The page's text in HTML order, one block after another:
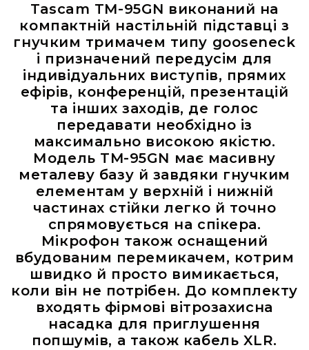
Аксесуари
та
комплектуючі
Мікрофони
Студійні
Вокальні
Інструментальні
USB-
мікрофони
Конференційні
Петличні
З
оголов'ям
Накамерні
Для
мобільних
пристроїв
Всі
мікрофони
Tascam TM-95GN виконаний на
компактній настільній підставці з
гнучким тримачем типу gooseneck
і призначений передусім для
індивідуальних виступів, прямих
ефірів, конференцій, презентацій
та інших заходів, де голос
передавати необхідно із
максимально високою якістю.
Модель TM-95GN має масивну
металеву базу й завдяки гнучким
елементам у верхній і нижній
частинах стійки легко й точно
спрямовується на спікера.
Мікрофон також оснащений
вбудованим перемикачем, котрим
швидко й просто вимикається,
коли він не потрібен. До комплекту
входять фірмові вітрозахисна
насадка для приглушення
попшумів, а також кабель XLR.